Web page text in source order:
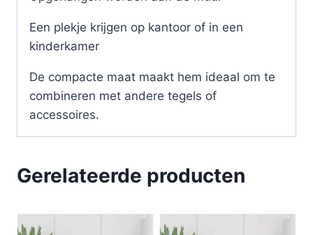
Een plekje krijgen op kantoor of in een
kinderkamer
De compacte maat maakt hem ideaal om te
combineren met andere tegels of
accessoires.
Gerelateerde producten